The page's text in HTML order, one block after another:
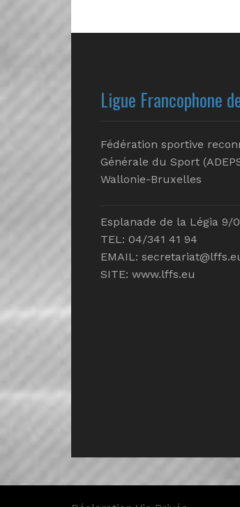
Ligue Francophone
Fédération sportive
Générale du Sport
Wallonie-Bruxelles
Esplanade de la Légia 9/
TEL: 04/341 41 94
EMAIL:
SITE: www.lffs.eu